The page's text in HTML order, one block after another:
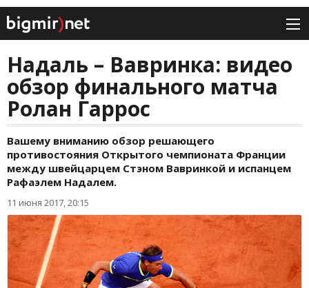
Надаль – Вавринка: видео
обзор финального матча
Ролан Гаррос
Вашему вниманию обзор решающего
противостояния Открытого чемпионата Франции
между швейцарцем Стэном Вавринкой и испанцем
Рафаэлем Надалем.
11 июня 2017, 20:15